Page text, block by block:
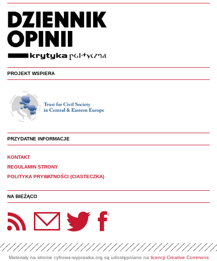
PROJEKT WSPIERA
PRZYDATNE INFORMACJE
KONTAKT
REGULAMIN STRONY
POLITYKA PRYWATNOŚCI (CIASTECZKA)
NA BIEŻĄCO
Panoptyka Facebook <
Materiały na stronie cyfrowa-wyprawka.org są udostępniane na licencji Creative Commons